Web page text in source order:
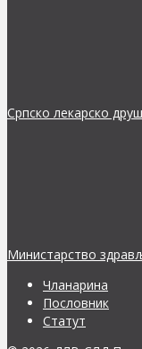
Српско лекарско
Министарство
Чланарина
Пословник
Статут